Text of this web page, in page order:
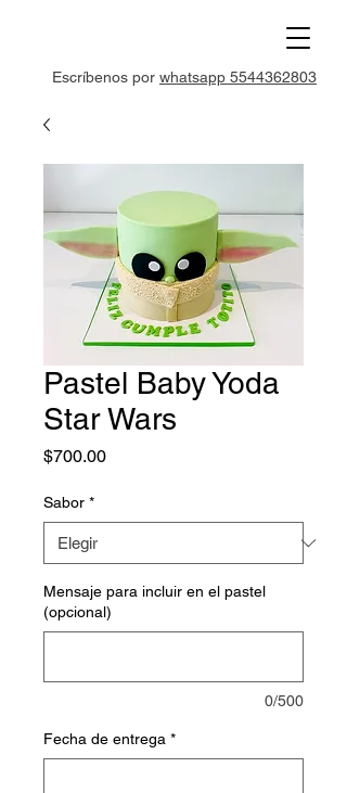
Escríbenos por whatsapp 5544362803
Pastel Baby Yoda
Star Wars
$700.00Precio
Sabor *
Mensaje para incluir en el pastel
(opcional)
0/500
Fecha de entrega *